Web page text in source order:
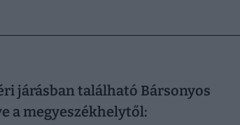
járásban található Bársonyos
a megyeszékhelytől: